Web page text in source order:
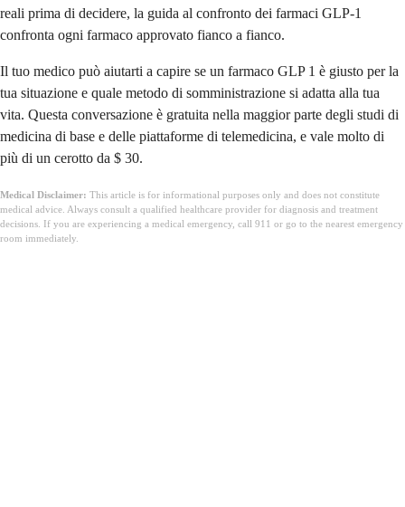
reali prima di decidere, la guida al confronto dei farmaci GLP-1
confronta ogni farmaco approvato fianco a fianco.
Il tuo medico può aiutarti a capire se un farmaco GLP 1 è giusto per la
tua situazione e quale metodo di somministrazione si adatta alla tua
vita. Questa conversazione è gratuita nella maggior parte degli studi di
medicina di base e delle piattaforme di telemedicina, e vale molto di
più di un cerotto da $ 30.
Medical Disclaimer: This article is for informational purposes only and does not constitute
medical advice. Always consult a qualified healthcare provider for diagnosis and treatment
decisions. If you are experiencing a medical emergency, call 911 or go to the nearest emergency
room immediately.